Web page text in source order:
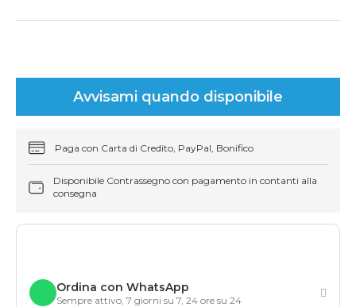
Avvisami quando disponibile
Paga con Carta di Credito, PayPal, Bonifico
Disponibile Contrassegno con pagamento in contanti alla
consegna
Ordina con WhatsApp
Sempre attivo, 7 giorni su 7, 24 ore su 24